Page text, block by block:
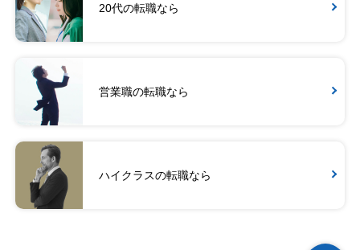
20代の転職なら
営業職の転職なら
ハイクラスの転職なら